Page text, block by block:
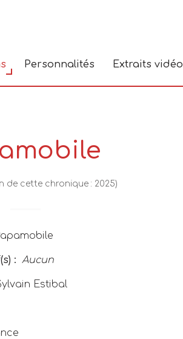
Personnalités Extraits vidéo
de cette chronique : 2025)
: Aucun
Estibal